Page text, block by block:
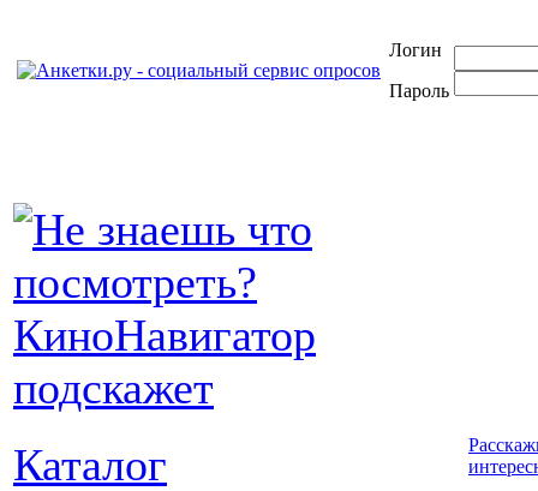
Логин
Пароль
Каталог